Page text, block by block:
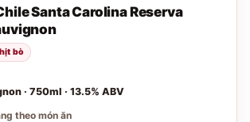
Santa Carolina Reserva
bò
· 750ml · 13.5% ABV
theo món ăn